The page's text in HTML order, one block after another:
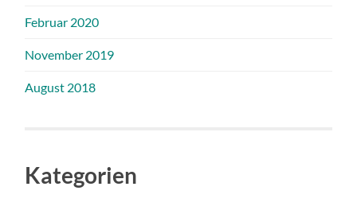
Februar 2020
November 2019
August 2018
Kategorien